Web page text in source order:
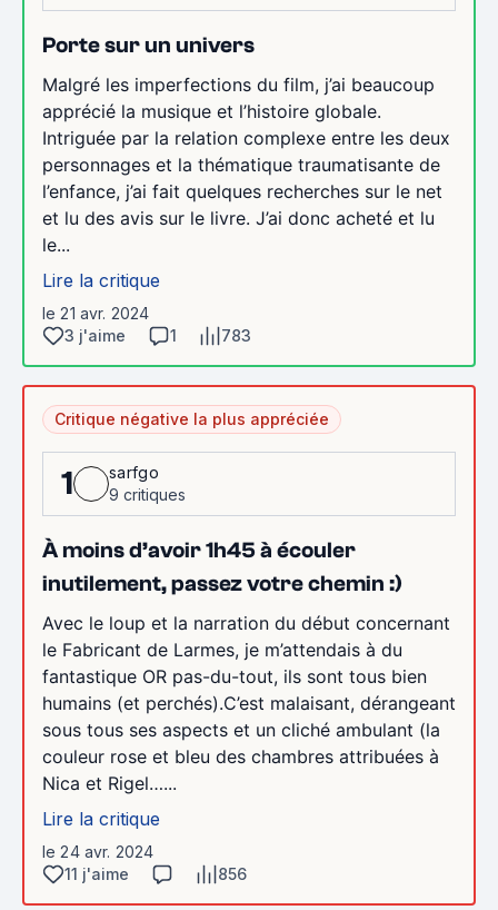
Porte sur un univers
Malgré les imperfections du film, j’ai beaucoup
apprécié la musique et l’histoire globale.
Intriguée par la relation complexe entre les deux
personnages et la thématique traumatisante de
l’enfance, j’ai fait quelques recherches sur le net
et lu des avis sur le livre. J’ai donc acheté et lu
le...
Lire la critique
le 21 avr. 2024
3 j'aime
1 783
Critique négative la plus appréciée
1
sarfgo
9 critiques
À moins d’avoir 1h45 à écouler
inutilement, passez votre chemin :)
Avec le loup et la narration du début concernant
le Fabricant de Larmes, je m’attendais à du
fantastique OR pas-du-tout, ils sont tous bien
humains (et perchés).C’est malaisant, dérangeant
sous tous ses aspects et un cliché ambulant (la
couleur rose et bleu des chambres attribuées à
Nica et Rigel…...
Lire la critique
le 24 avr. 2024
11 j'aime
856